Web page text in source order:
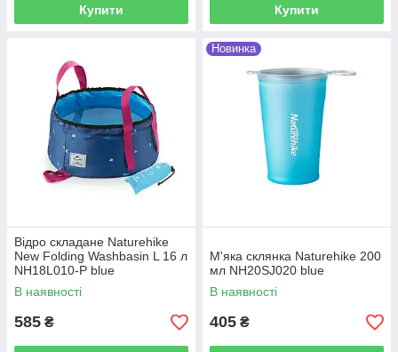
Купити Купити
Відро складане Naturehike
New Folding Washbasin L 16 л
NH18L010-P blue
В наявності
585 ₴
Новинка
М'яка склянка Naturehike 200
мл NH20SJ020 blue
В наявності
405 ₴